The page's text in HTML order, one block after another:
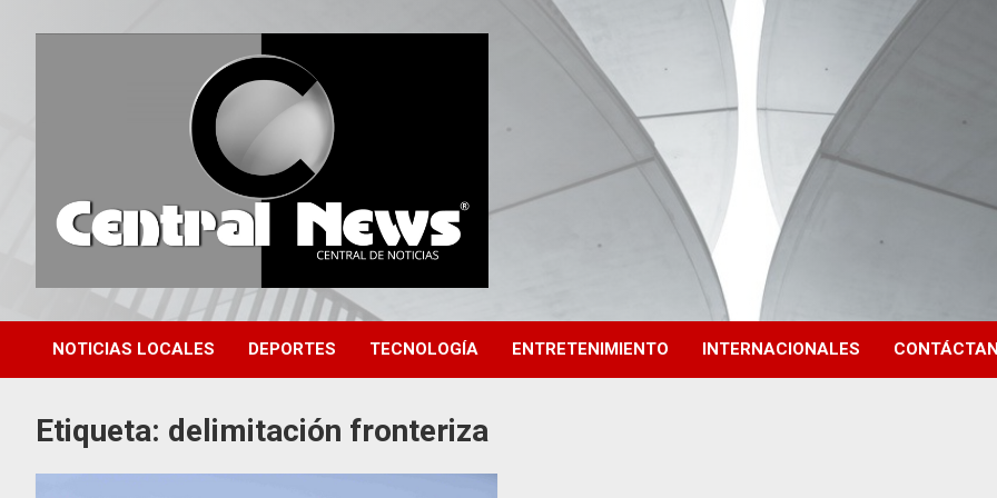
Central News HN
Central de Noticias
NOTICIAS LOCALES DEPORTES TECNOLOGÍA ENTRETENIMIENTO INTERNACIONALES
Etiqueta: delimitación fronteriza